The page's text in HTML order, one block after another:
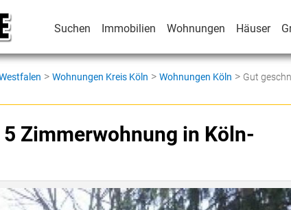
Suchen Immobilien Wohnungen Häuser
> Wohnungen Kreis Köln > Wohnungen Köln > Gut
Zimmerwohnung in Köln-